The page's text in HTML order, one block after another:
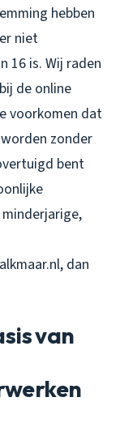
hebben
niet
16 is. Wij raden
de online
voorkomen dat
zonder
bent
dan
van